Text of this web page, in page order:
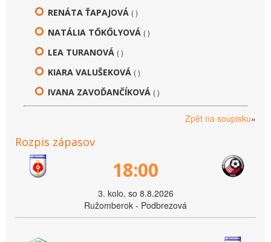
RENÁTA ŤAPAJOVÁ ( )
NATÁLIA TŐKŐLYOVÁ ( )
LEA TURANOVÁ ( )
KIARA VALUŠEKOVÁ ( )
IVANA ZAVOĎANČÍKOVÁ ( )
Zpět na soupisku»
Rozpis zápasov
18:00
3. kolo, so 8.8.2026
Ružomberok - Podbrezová